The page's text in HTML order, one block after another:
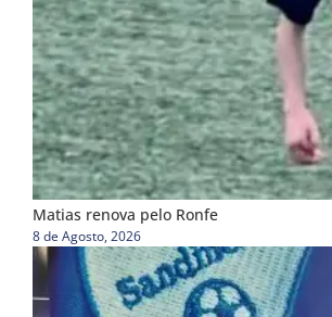
Matias renova pelo Ronfe
8 de Agosto, 2026